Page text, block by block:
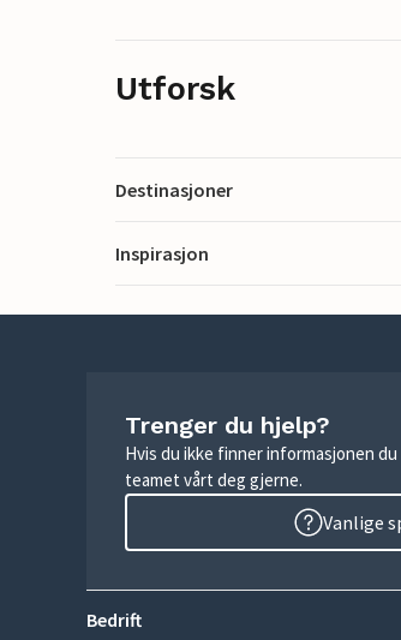
Utforsk
Destinasjoner
Inspirasjon
Trenger du hjelp?
Hvis du ikke finner informasjonen
teamet vårt deg gjerne.
Vanlige
Bedrift